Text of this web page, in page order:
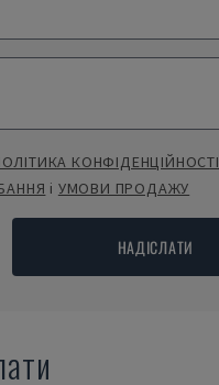
КОНФІДЕНЦІЙНОСТІ
і УМОВИ ПРОДАЖУ
НАДІСЛАТИ